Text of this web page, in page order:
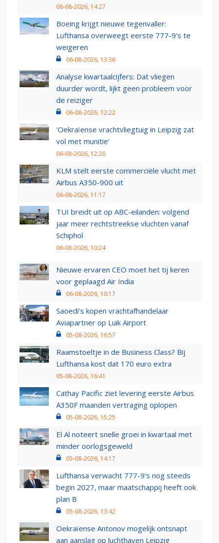
06-08-2026, 14:27
Boeing krijgt nieuwe tegenvaller:
Lufthansa overweegt eerste 777-9’s te
weigeren
06-08-2026, 13:36
Analyse kwartaalcijfers: Dat vliegen
duurder wordt, lijkt geen probleem voor
de reiziger
06-08-2026, 12:22
'Oekraïense vrachtvliegtuig in Leipzig zat
vol met munitie'
06-08-2026, 12:20
KLM stelt eerste commerciële vlucht met
Airbus A350-900 uit
06-08-2026, 11:17
TUI breidt uit op ABC-eilanden: volgend
jaar meer rechtstreekse vluchten vanaf
Schiphol
06-08-2026, 10:24
Nieuwe ervaren CEO moet het tij keren
voor geplaagd Air India
06-08-2026, 10:17
Saoedi’s kopen vrachtafhandelaar
Aviapartner op Luik Airport
05-08-2026, 16:57
Raamstoeltje in de Business Class? Bij
Lufthansa kost dat 170 euro extra
05-08-2026, 16:41
Cathay Pacific ziet levering eerste Airbus
A350F maanden vertraging oplopen
05-08-2026, 15:25
El Al noteert snelle groei in kwartaal met
minder oorlogsgeweld
05-08-2026, 14:17
Lufthansa verwacht 777-9’s nog steeds
begin 2027, maar maatschappij heeft ook
plan B
05-08-2026, 13:42
Oekraïense Antonov mogelijk ontsnapt
aan aanslag op luchthaven Leipzig